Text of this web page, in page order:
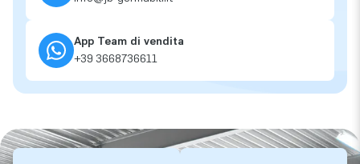
App Team di vendita
+39 3668736611